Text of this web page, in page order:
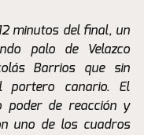
minutos del final, un
palo de Velazco
Barrios que sin
portero canario. El
poder de reacción y
uno de los cuadros